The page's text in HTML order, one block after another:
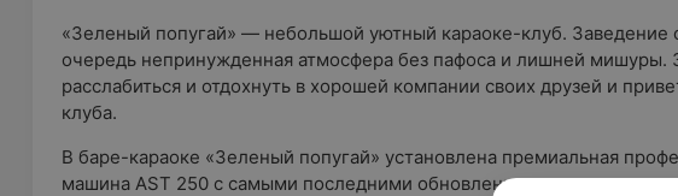
«Зеленый попугай» — небольшой уютный караоке-клуб. Заведение
очередь непринужденная атмосфера без пафоса и лишней
расслабиться и отдохнуть в хорошей компании своих друзей и
клуба.
В баре-караоке «Зеленый попугай» установлена премиальная
машина AST 250 с самыми последними обновлениями песенного